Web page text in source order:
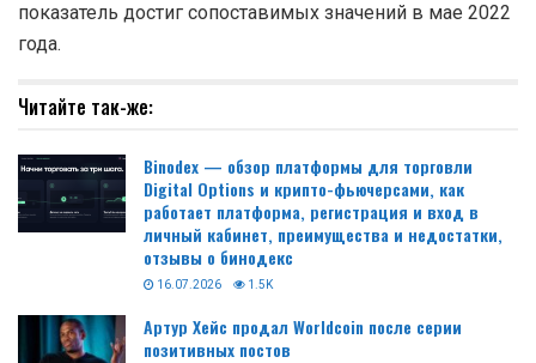
показатель достиг сопоставимых значений в мае 2022
года.
Читайте так-же:
Binodex — обзор платформы для торговли
Digital Options и крипто-фьючерсами, как
работает платформа, регистрация и вход в
личный кабинет, преимущества и недостатки,
отзывы о бинодекс
16.07.2026 1.5K
Артур Хейс продал Worldcoin после серии
позитивных постов